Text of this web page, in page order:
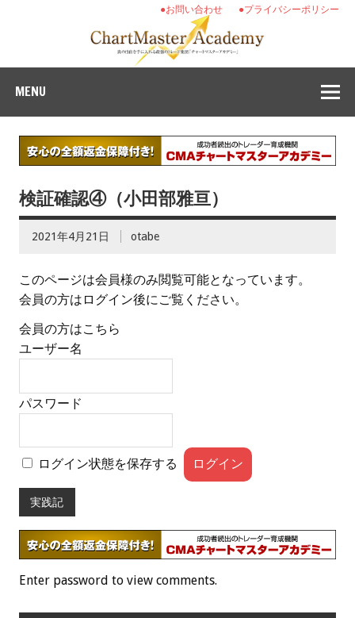
●プライバシーポリシー
●お問い合わせ
MENU
検証確認④（小田部雅亘）
2021年4月21日 otabe
このページは会員様のみ閲覧可能となっています。
会員の方はログイン後にご覧ください。
会員の方はこちら
ユーザー名
パスワード
ログイン状態を保存する
実践記
Enter password to view comments.